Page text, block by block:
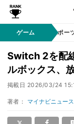
ゲーム eスポー
Switch 2を配
ルボックス、
掲載日 2026/03/24
著者： マイナビニュー